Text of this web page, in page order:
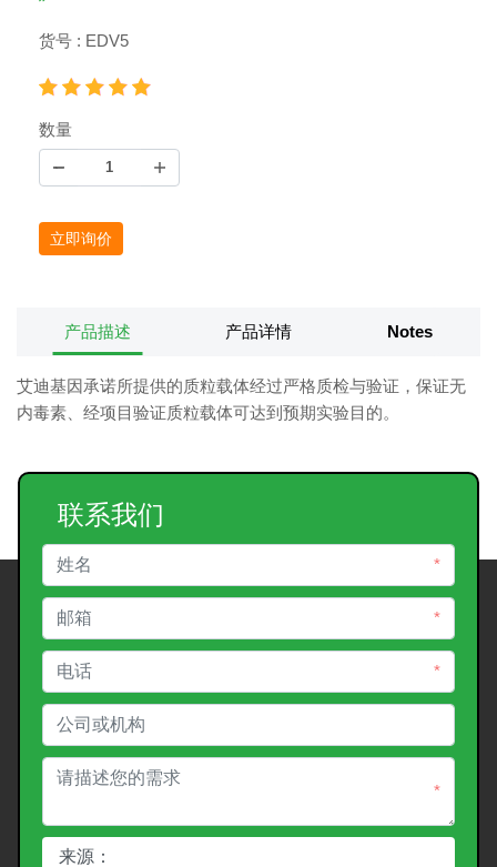
货号 : EDV5
数量
立即询价
产品描述 产品详情 Notes
艾迪基因承诺所提供的质粒载体经过严格质检与验证，保证无
内毒素、经项目验证质粒载体可达到预期实验目的。
联系我们
*
*
*
*
来源：